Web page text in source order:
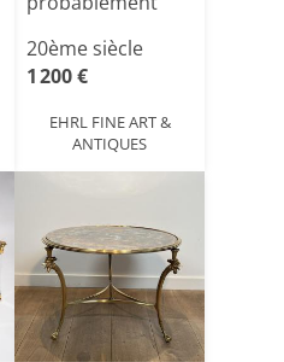
20ème siècle
1 200 €
EHRL FINE ART &
ANTIQUES